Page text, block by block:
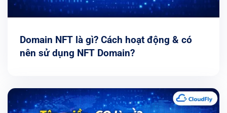
Domain NFT là gì? Cách hoạt động & có
nên sử dụng NFT Domain?